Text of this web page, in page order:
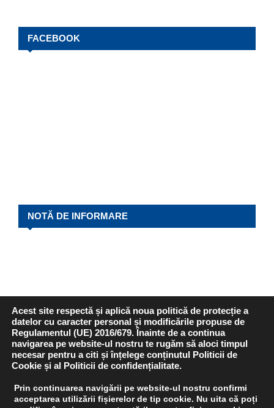
FACEBOOK
NOTĂ DE INFORMARE
REVISTA P.L.I.
Acest site respectă și aplică noua politică de protecție a
datelor cu caracter personal și modificările propuse de
Regulamentul (UE) 2016/679. Înainte de a continua
navigarea pe website-ul nostru te rugăm să aloci timpul
necesar pentru a citi și înțelege conținutul Politicii de
Cookie și al Politicii de confidențialitate.
Prin continuarea navigării pe website-ul nostru confirmi
acceptarea utilizării fișierelor de tip cookie. Nu uita că poți